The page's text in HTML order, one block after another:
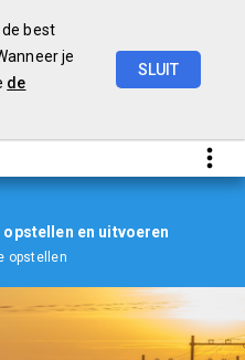
best
je
de
SLUIT
en uitvoeren
opstellen